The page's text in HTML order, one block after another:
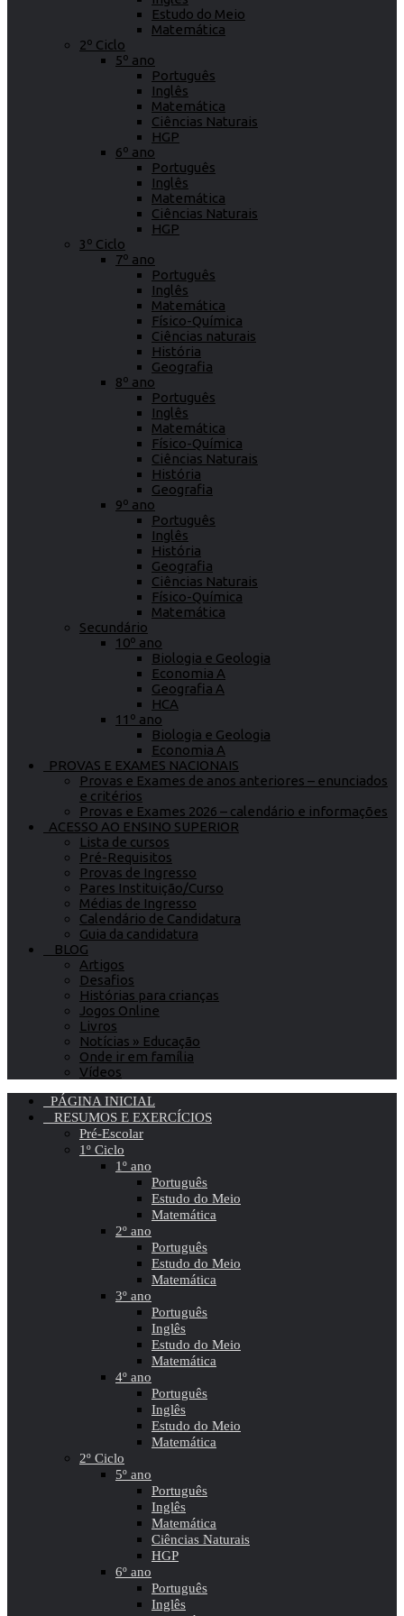
Estudo do Meio
Matemática
2º Ciclo
5º ano
Português
Inglês
Matemática
Ciências Naturais
HGP
6º ano
Português
Inglês
Matemática
Ciências Naturais
HGP
3º Ciclo
7º ano
Português
Inglês
Matemática
Físico-Química
Ciências naturais
História
Geografia
8º ano
Português
Inglês
Matemática
Físico-Química
Ciências Naturais
História
Geografia
9º ano
Português
Inglês
História
Geografia
Ciências Naturais
Físico-Química
Matemática
Secundário
10º ano
Biologia e Geologia
Economia A
Geografia A
HCA
11º ano
Biologia e Geologia
Economia A
PROVAS E EXAMES NACIONAIS
Provas e Exames de anos anteriores – enunciados
e critérios
Provas e Exames 2026 – calendário e informações
ACESSO AO ENSINO SUPERIOR
Lista de cursos
Pré-Requisitos
Provas de Ingresso
Pares Instituição/Curso
Médias de Ingresso
Calendário de Candidatura
Guia da candidatura
BLOG
Artigos
Desafios
Histórias para crianças
Jogos Online
Livros
Notícias » Educação
Onde ir em família
Vídeos
PÁGINA INICIAL
RESUMOS E EXERCÍCIOS
Pré-Escolar
1º Ciclo
1º ano
Português
Estudo do Meio
Matemática
2º ano
Português
Estudo do Meio
Matemática
3º ano
Português
Inglês
Estudo do Meio
Matemática
4º ano
Português
Inglês
Estudo do Meio
Matemática
2º Ciclo
5º ano
Português
Inglês
Matemática
Ciências Naturais
HGP
6º ano
Português
Inglês